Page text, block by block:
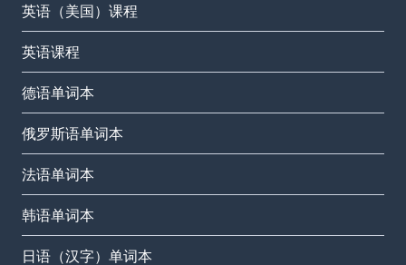
英语（美国）课程
英语课程
德语单词本
俄罗斯语单词本
法语单词本
韩语单词本
日语（汉字）单词本